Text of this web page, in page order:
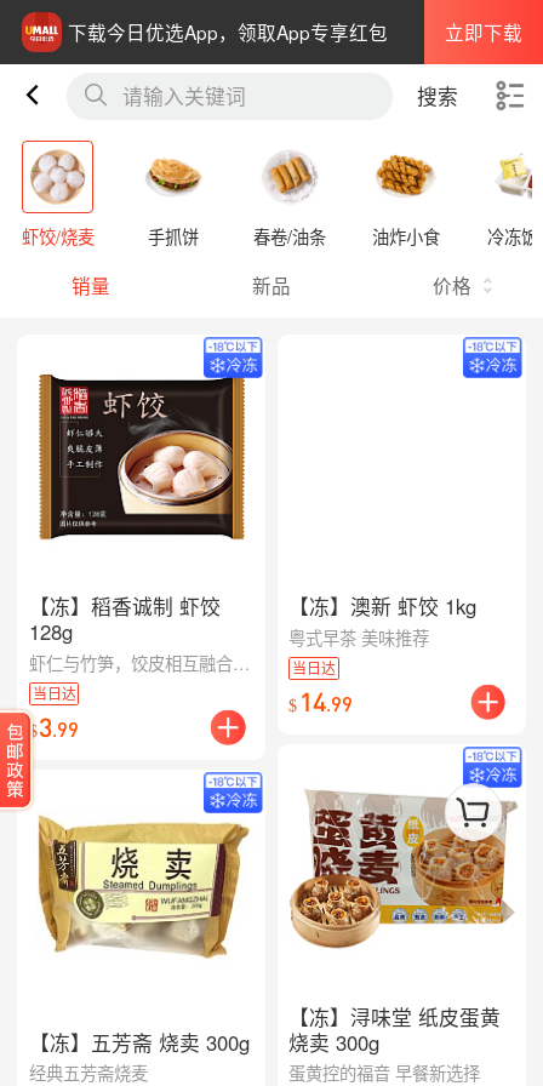
下载今日优选App，领取App专享红包 立即下载
请输入关键词 搜索
虾饺/烧麦 手抓饼 春卷/油条 油炸小食 冷冻饭
销量 新品 价格
【冻】稻香诚制 虾饺
128g
虾仁与竹笋，饺皮相互融合，造就鲜香爽滑口感
当日达
$3.99
【冻】五芳斋 烧卖 300g
经典五芳斋烧麦
【冻】澳新 虾饺 1kg
粤式早茶 美味推荐
当日达
$ 14.99
【冻】浔味堂 纸皮蛋黄
烧卖 300g
蛋黄控的福音 早餐新选择